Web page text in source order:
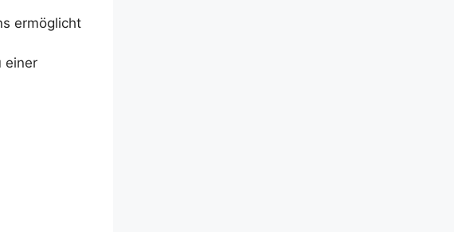
ermöglicht
einer